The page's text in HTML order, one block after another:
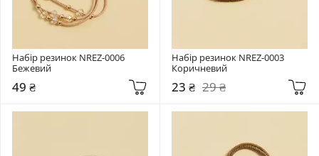
Набір резинок NREZ-0006
Бежевий
49 ₴
Набір резинок NREZ-0003
Коричневий
23 ₴ 29 ₴